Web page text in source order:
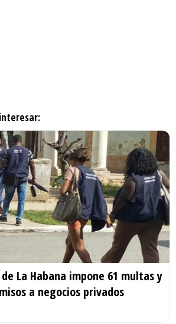
La Habana impone 61 multas y
a negocios privados